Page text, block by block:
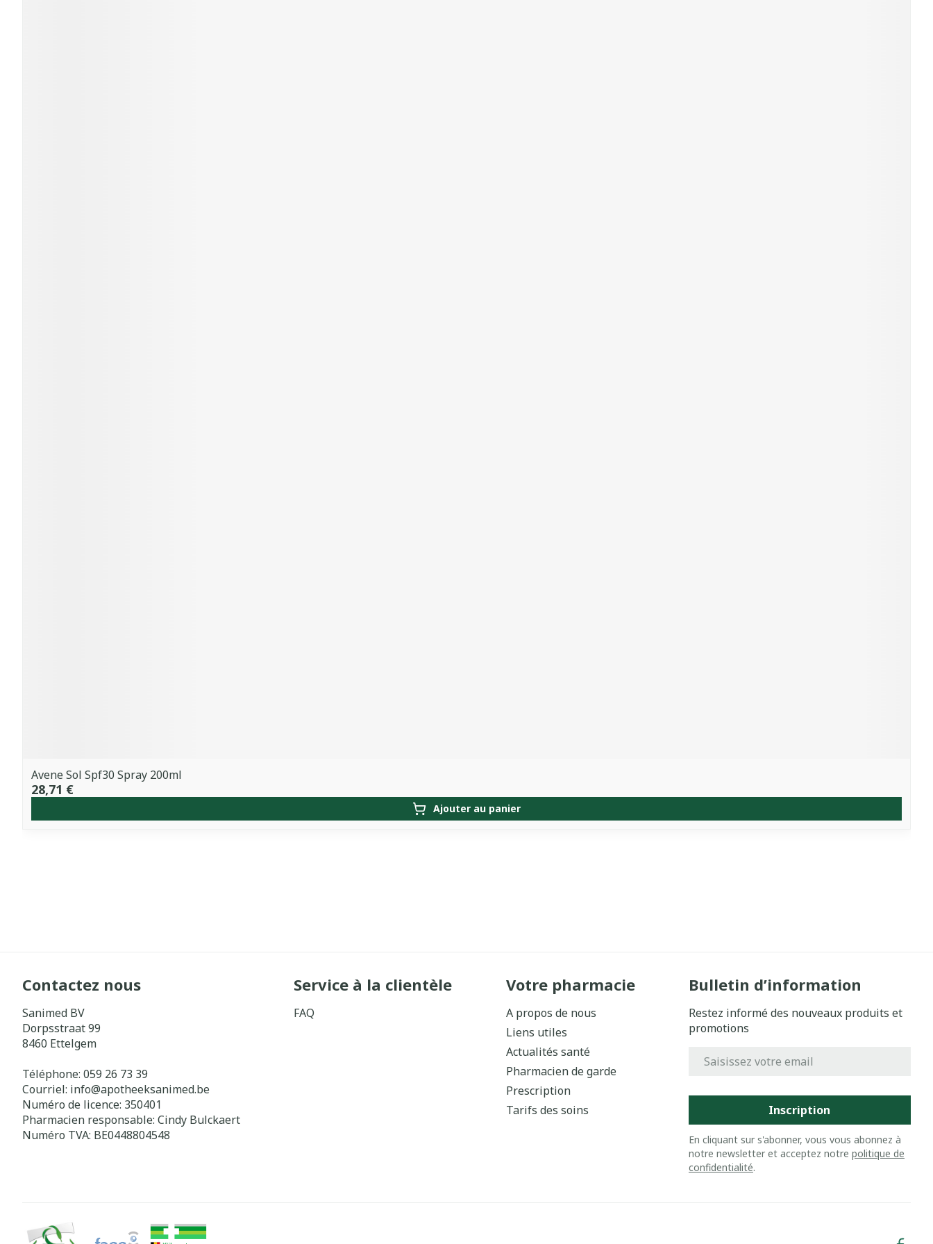
Avene Sol Spf30 Spray 200ml
28,71 €
Ajouter au panier
Contactez nous
Sanimed BV
Dorpsstraat 99
8460 Ettelgem
Téléphone: 059 26 73 39
Courriel: info@apotheeksanimed.be
Numéro de licence: 350401
Pharmacien responsable: Cindy Bulckaert
Numéro TVA: BE0448804548
Service à la clientèle
FAQ
Votre pharmacie
A propos de nous
Liens utiles
Actualités santé
Pharmacien de garde
Prescription
Tarifs des soins
Bulletin d’information
Restez informé des nouveaux produits et
promotions
Inscription
En cliquant sur s'abonner, vous vous abonnez à
notre newsletter et acceptez notre politique de
confidentialité.